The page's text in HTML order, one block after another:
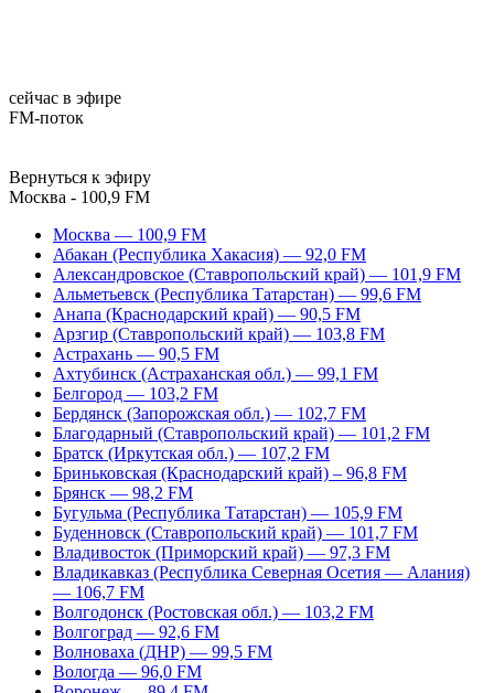
сейчас в эфире
FM-поток
Вернуться к эфиру
Москва - 100,9 FM
Москва — 100,9 FM
Абакан (Республика Хакасия) — 92,0 FM
Александровское (Ставропольский край) — 101,9 FM
Альметьевск (Республика Татарстан) — 99,6 FM
Анапа (Краснодарский край) — 90,5 FM
Арзгир (Ставропольский край) — 103,8 FM
Астрахань — 90,5 FM
Ахтубинск (Астраханская обл.) — 99,1 FM
Белгород — 103,2 FM
Бердянск (Запорожская обл.) — 102,7 FM
Благодарный (Ставропольский край) — 101,2 FM
Братск (Иркутская обл.) — 107,2 FM
Бриньковская (Краснодарский край) – 96,8 FM
Брянск — 98,2 FM
Бугульма (Республика Татарстан) — 105,9 FM
Буденновск (Ставропольский край) — 101,7 FM
Владивосток (Приморский край) — 97,3 FM
Владикавказ (Республика Северная Осетия — Алания)
— 106,7 FM
Волгодонск (Ростовская обл.) — 103,2 FM
Волгоград — 92,6 FM
Волноваха (ДНР) — 99,5 FM
Вологда — 96,0 FM